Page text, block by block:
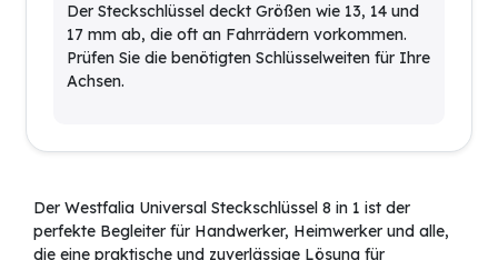
Der Steckschlüssel deckt Größen wie 13, 14 und
17 mm ab, die oft an Fahrrädern vorkommen.
Prüfen Sie die benötigten Schlüsselweiten für Ihre
Achsen.
Der Westfalia Universal Steckschlüssel 8 in 1 ist der
perfekte Begleiter für Handwerker, Heimwerker und alle,
die eine praktische und zuverlässige Lösung für